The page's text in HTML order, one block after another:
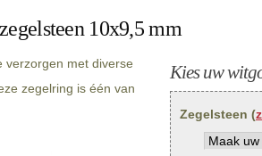
10x9,5 mm
verzorgen met diverse
zegelring is één van
Kies uw
Zegelsteen (